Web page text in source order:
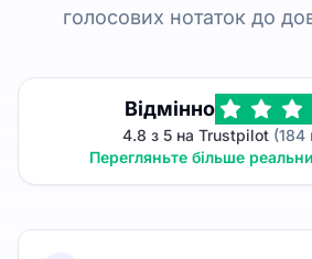
голосових нотаток до
Відмінно
4.8 з 5 на Trustpilot (184
Перегляньте більше